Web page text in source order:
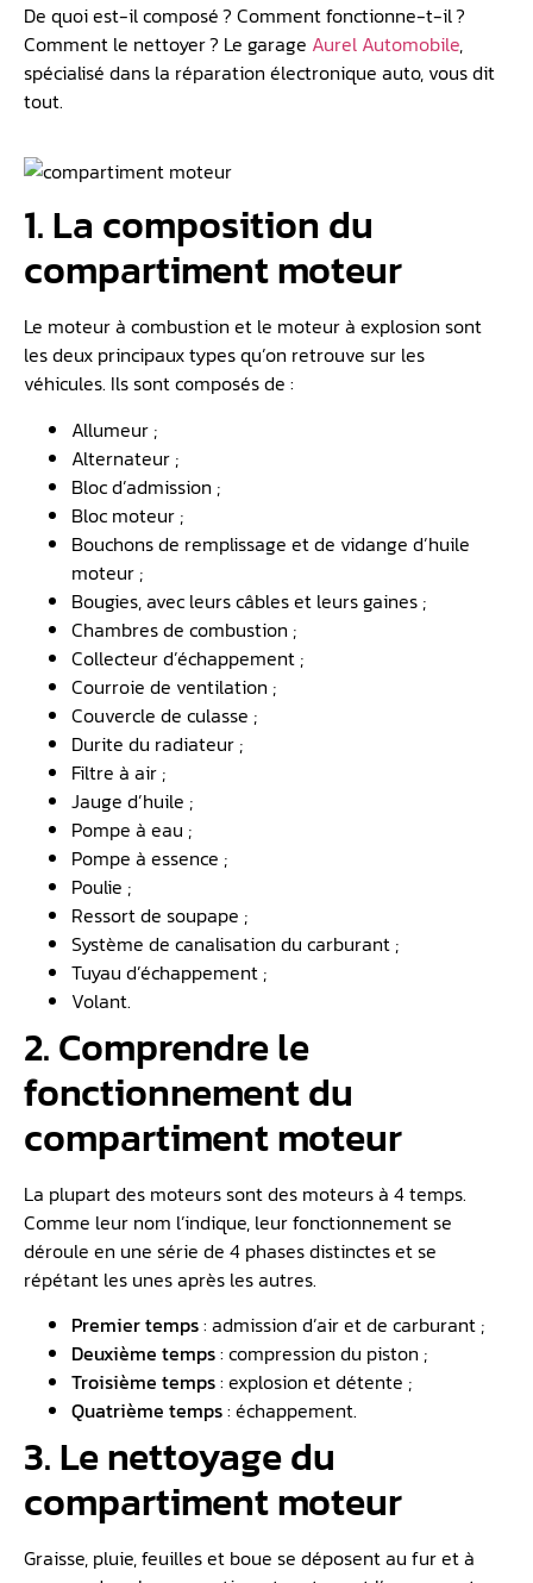
De quoi est-il composé ? Comment fonctionne-t-il ?
Comment le nettoyer ? Le garage Aurel Automobile,
spécialisé dans la réparation électronique auto, vous dit
tout.
1. La composition du
compartiment moteur
Le moteur à combustion et le moteur à explosion sont
les deux principaux types qu’on retrouve sur les
véhicules. Ils sont composés de :
Allumeur ;
Alternateur ;
Bloc d’admission ;
Bloc moteur ;
Bouchons de remplissage et de vidange d’huile
moteur ;
Bougies, avec leurs câbles et leurs gaines ;
Chambres de combustion ;
Collecteur d’échappement ;
Courroie de ventilation ;
Couvercle de culasse ;
Durite du radiateur ;
Filtre à air ;
Jauge d’huile ;
Pompe à eau ;
Pompe à essence ;
Poulie ;
Ressort de soupape ;
Système de canalisation du carburant ;
Tuyau d’échappement ;
Volant.
2. Comprendre le
fonctionnement du
compartiment moteur
La plupart des moteurs sont des moteurs à 4 temps.
Comme leur nom l’indique, leur fonctionnement se
déroule en une série de 4 phases distinctes et se
répétant les unes après les autres.
Premier temps: admission d’air et de carburant ;
Deuxième temps: compression du piston ;
Troisième temps: explosion et détente ;
Quatrième temps: échappement.
3. Le nettoyage du
compartiment moteur
Graisse, pluie, feuilles et boue se déposent au fur et à